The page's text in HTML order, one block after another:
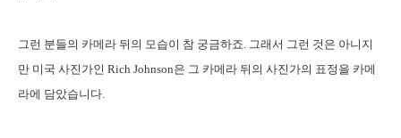
그런 분들의 카메라 뒤의 모습이 참 궁금하죠. 그래서 그런 것은 아니지
만 미국 사진가인 Rich Johnson은 그 카메라 뒤의 사진가의 표정을 카메
라에 담았습니다.